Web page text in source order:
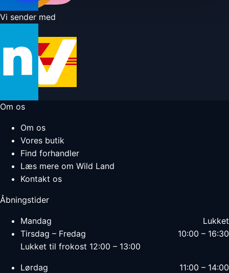
Vi sender med
Om os
Om os
Vores butik
Find forhandler
Læs mere om Wild Land
Kontakt os
Åbningstider
Mandag
Lukket
Tirsdag – Fredag
10:00 – 16:30
Lukket til frokost 12:00 – 13:00
Lørdag
11:00 – 14:00